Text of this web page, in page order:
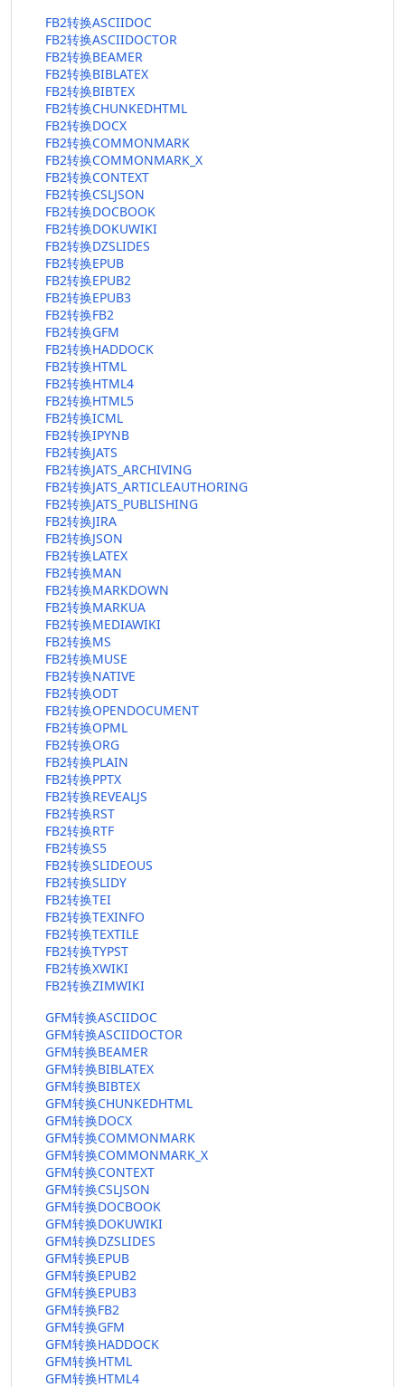
FB2转换ASCIIDOC
FB2转换ASCIIDOCTOR
FB2转换BEAMER
FB2转换BIBLATEX
FB2转换BIBTEX
FB2转换CHUNKEDHTML
FB2转换DOCX
FB2转换COMMONMARK
FB2转换COMMONMARK_X
FB2转换CONTEXT
FB2转换CSLJSON
FB2转换DOCBOOK
FB2转换DOKUWIKI
FB2转换DZSLIDES
FB2转换EPUB
FB2转换EPUB2
FB2转换EPUB3
FB2转换FB2
FB2转换GFM
FB2转换HADDOCK
FB2转换HTML
FB2转换HTML4
FB2转换HTML5
FB2转换ICML
FB2转换IPYNB
FB2转换JATS
FB2转换JATS_ARCHIVING
FB2转换JATS_ARTICLEAUTHORING
FB2转换JATS_PUBLISHING
FB2转换JIRA
FB2转换JSON
FB2转换LATEX
FB2转换MAN
FB2转换MARKDOWN
FB2转换MARKUA
FB2转换MEDIAWIKI
FB2转换MS
FB2转换MUSE
FB2转换NATIVE
FB2转换ODT
FB2转换OPENDOCUMENT
FB2转换OPML
FB2转换ORG
FB2转换PLAIN
FB2转换PPTX
FB2转换REVEALJS
FB2转换RST
FB2转换RTF
FB2转换S5
FB2转换SLIDEOUS
FB2转换SLIDY
FB2转换TEI
FB2转换TEXINFO
FB2转换TEXTILE
FB2转换TYPST
FB2转换XWIKI
FB2转换ZIMWIKI
GFM转换ASCIIDOC
GFM转换ASCIIDOCTOR
GFM转换BEAMER
GFM转换BIBLATEX
GFM转换BIBTEX
GFM转换CHUNKEDHTML
GFM转换DOCX
GFM转换COMMONMARK
GFM转换COMMONMARK_X
GFM转换CONTEXT
GFM转换CSLJSON
GFM转换DOCBOOK
GFM转换DOKUWIKI
GFM转换DZSLIDES
GFM转换EPUB
GFM转换EPUB2
GFM转换EPUB3
GFM转换FB2
GFM转换GFM
GFM转换HADDOCK
GFM转换HTML
GFM转换HTML4